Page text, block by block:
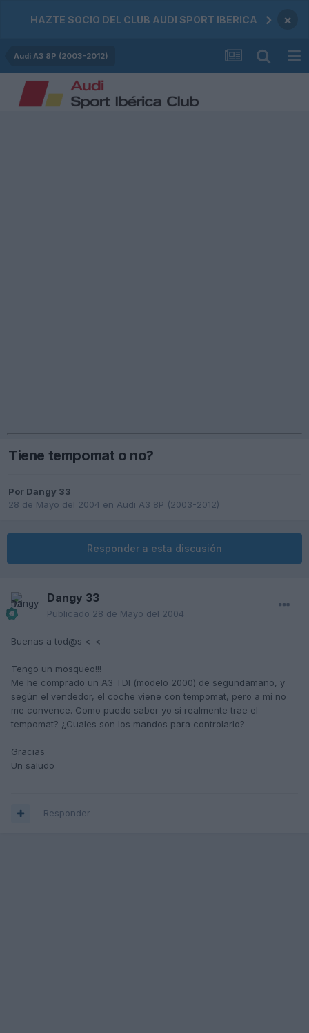
HAZTE SOCIO DEL CLUB AUDI SPORT IBERICA ×
Audi A3 8P (2003-2012)
Tiene tempomat o no?
Por Dangy 33
28 de Mayo del 2004 en Audi A3 8P (2003-2012)
Responder a esta discusión
Dangy 33
Publicado 28 de Mayo del 2004
Buenas a tod@s <_<
Tengo un mosqueo!!!
Me he comprado un A3 TDI (modelo 2000) de segundamano, y
según el vendedor, el coche viene con tempomat, pero a mi no
me convence. Como puedo saber yo si realmente trae el
tempomat? ¿Cuales son los mandos para controlarlo?
Gracias
Un saludo
Responder